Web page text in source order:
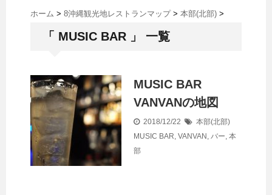
ホーム > 8沖縄観光地レストランマップ > 本部(北部) >
「 MUSIC BAR 」 一覧
MUSIC BAR
VANVANの地図
2018/12/22
本部(北部)
MUSIC BAR, VANVAN , バー, 本
部